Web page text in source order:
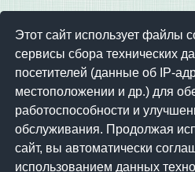
Этот сайт использует файлы
сервисы сбора технических
посетителей (данные об IP-
местоположении и др.) для
работоспособности и
обслуживания. Продолжая
сайт, вы автоматически
использованием данных